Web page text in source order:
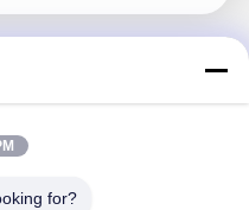
de TianGongYuan,
for?